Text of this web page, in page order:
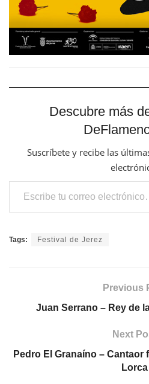
Descubre más
Suscríbete y recibe las
Escribe tu correo electrónico…
Tags: Festival de Jerez
Previous
Juan Serrano – Rey de
Next
Pedro El Granaíno – Cantaor
Lorca